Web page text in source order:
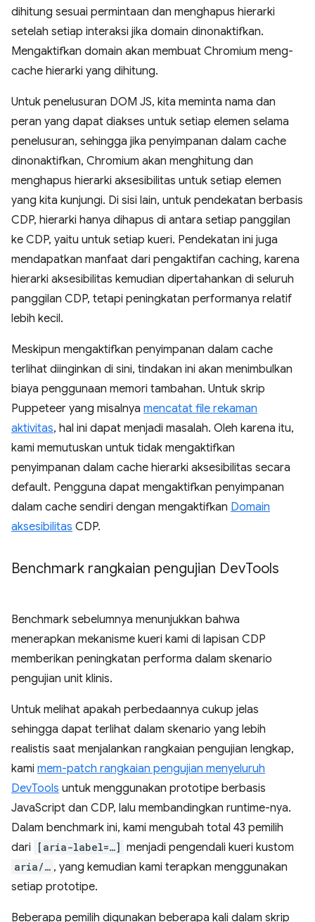
dihitung sesuai permintaan dan menghapus hierarki
setelah setiap interaksi jika domain dinonaktifkan.
Mengaktifkan domain akan membuat Chromium meng-
cache hierarki yang dihitung.
Untuk penelusuran DOM JS, kita meminta nama dan
peran yang dapat diakses untuk setiap elemen selama
penelusuran, sehingga jika penyimpanan dalam cache
dinonaktifkan, Chromium akan menghitung dan
menghapus hierarki aksesibilitas untuk setiap elemen
yang kita kunjungi. Di sisi lain, untuk pendekatan berbasis
CDP, hierarki hanya dihapus di antara setiap panggilan
ke CDP, yaitu untuk setiap kueri. Pendekatan ini juga
mendapatkan manfaat dari pengaktifan caching, karena
hierarki aksesibilitas kemudian dipertahankan di seluruh
panggilan CDP, tetapi peningkatan performanya relatif
lebih kecil.
Meskipun mengaktifkan penyimpanan dalam cache
terlihat diinginkan di sini, tindakan ini akan menimbulkan
biaya penggunaan memori tambahan. Untuk skrip
Puppeteer yang misalnya mencatat file rekaman
aktivitas, hal ini dapat menjadi masalah. Oleh karena itu,
kami memutuskan untuk tidak mengaktifkan
penyimpanan dalam cache hierarki aksesibilitas secara
default. Pengguna dapat mengaktifkan penyimpanan
dalam cache sendiri dengan mengaktifkan Domain
aksesibilitas CDP.
Benchmark rangkaian pengujian DevTools
Benchmark sebelumnya menunjukkan bahwa
menerapkan mekanisme kueri kami di lapisan CDP
memberikan peningkatan performa dalam skenario
pengujian unit klinis.
Untuk melihat apakah perbedaannya cukup jelas
sehingga dapat terlihat dalam skenario yang lebih
realistis saat menjalankan rangkaian pengujian lengkap,
kami mem-patch rangkaian pengujian menyeluruh
DevTools untuk menggunakan prototipe berbasis
JavaScript dan CDP, lalu membandingkan runtime-nya.
Dalam benchmark ini, kami mengubah total 43 pemilih
dari
[aria-label=…] menjadi pengendali kueri kustom
aria/… , yang kemudian kami terapkan menggunakan
setiap prototipe.
Beberapa pemilih digunakan beberapa kali dalam skrip